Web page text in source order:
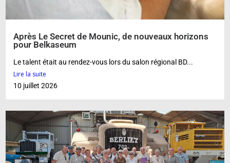
Après Le Secret de Mounic, de nouveaux horizons
pour Belkaseum
Le talent était au rendez-vous lors du salon régional BD...
Lire la suite
10 juillet 2026